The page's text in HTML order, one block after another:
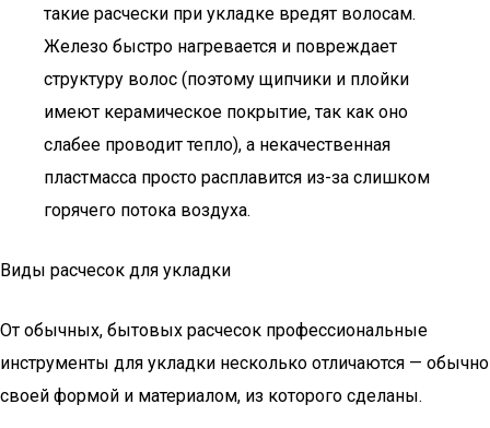
такие расчески при укладке вредят волосам.
Железо быстро нагревается и повреждает
структуру волос (поэтому щипчики и плойки
имеют керамическое покрытие, так как оно
слабее проводит тепло), а некачественная
пластмасса просто расплавится из-за слишком
горячего потока воздуха.
Виды расчесок для укладки
От обычных, бытовых расчесок профессиональные
инструменты для укладки несколько отличаются — обычно
своей формой и материалом, из которого сделаны.